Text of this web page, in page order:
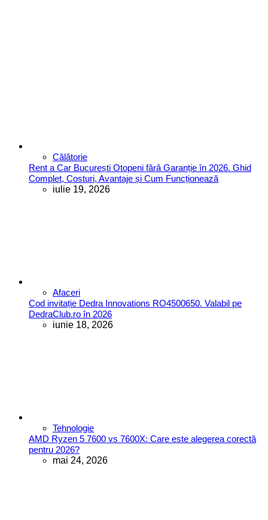
Călătorie
Rent a Car București Otopeni fără Garanție în 2026. Ghid
Complet, Costuri, Avantaje și Cum Funcționează
iulie 19, 2026
Afaceri
Cod invitație Dedra Innovations RO4500650. Valabil pe
DedraClub.ro în 2026
iunie 18, 2026
Tehnologie
AMD Ryzen 5 7600 vs 7600X: Care este alegerea corectă
pentru 2026?
mai 24, 2026